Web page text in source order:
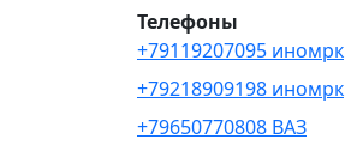
Телефоны
+79119207095 иномрк
+79218909198 иномрк
+79650770808 ВАЗ